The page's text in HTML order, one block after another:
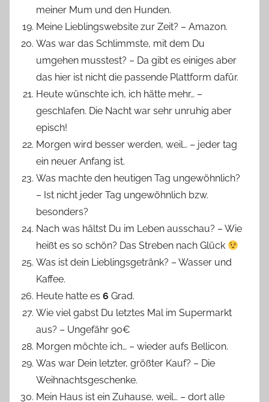
meiner Mum und den Hunden.
Meine Lieblingswebsite zur Zeit? – Amazon.
Was war das Schlimmste, mit dem Du
umgehen musstest? – Da gibt es einiges aber
das hier ist nicht die passende Plattform dafür.
Heute wünschte ich, ich hätte mehr… –
geschlafen. Die Nacht war sehr unruhig aber
episch!
Morgen wird besser werden, weil… – jeder tag
ein neuer Anfang ist.
Was machte den heutigen Tag ungewöhnlich?
– Ist nicht jeder Tag ungewöhnlich bzw.
besonders?
Nach was hältst Du im Leben ausschau? – Wie
heißt es so schön? Das Streben nach Glück
Was ist dein Lieblingsgetränk? – Wasser und
Kaffee.
Heute hatte es 6 Grad.
Wie viel gabst Du letztes Mal im Supermarkt
aus? – Ungefähr 90€
Morgen möchte ich… – wieder aufs Bellicon.
Was war Dein letzter, größter Kauf? – Die
Weihnachtsgeschenke.
Mein Haus ist ein Zuhause, weil… – dort alle